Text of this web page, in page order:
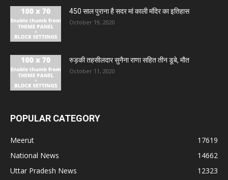
450 साल पुराना है सदर मां काली मंदिर का इतिहास
October 19, 2020
रुड़की तहसीलदार सुनैना राणा सहित तीन डूबे, मौत
October 11, 2020
POPULAR CATEGORY
Meerut
17619
National News
14662
Uttar Pradesh News
12323